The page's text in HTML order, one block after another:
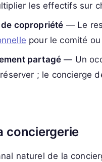
les effectifs sur
copropriété — Le
pour le comité
partagé — Un
; le concierge
conciergerie
naturel de la